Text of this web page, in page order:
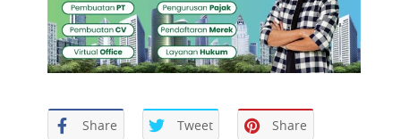
Share Tweet Share